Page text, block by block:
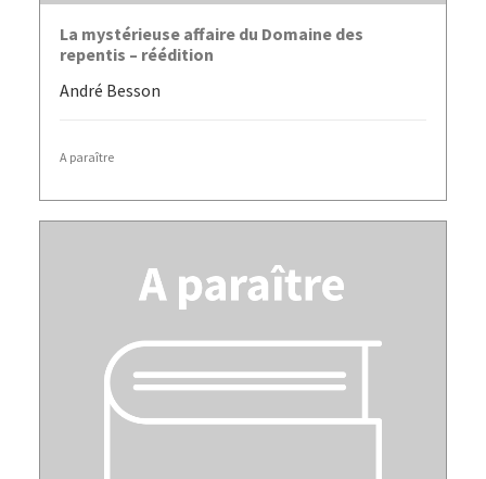
LIRE LA SUITE
La mystérieuse affaire du Domaine des
repentis – réédition
André Besson
A paraître